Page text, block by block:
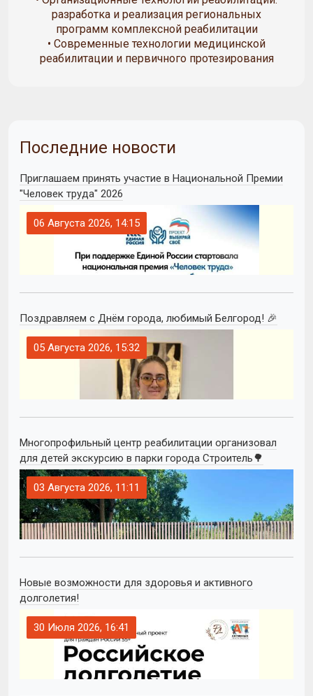
разработка и реализация региональных
программ комплексной реабилитации
• Современные технологии медицинской
реабилитации и первичного протезирования
Последние новости
Приглашаем принять участие в Национальной Премии
"Человек труда" 2026
06 Августа 2026, 14:15
Поздравляем с Днём города, любимый Белгород! 🎉
05 Августа 2026, 15:32
Многопрофильный центр реабилитации организовал
для детей экскурсию в парки города Строитель🌳
03 Августа 2026, 11:11
Новые возможности для здоровья и активного
долголетия!
30 Июля 2026, 16:41